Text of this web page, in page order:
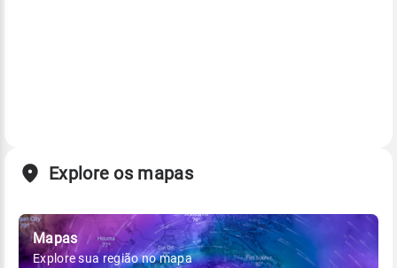
Explore os mapas
Mapas
Explore sua região no mapa